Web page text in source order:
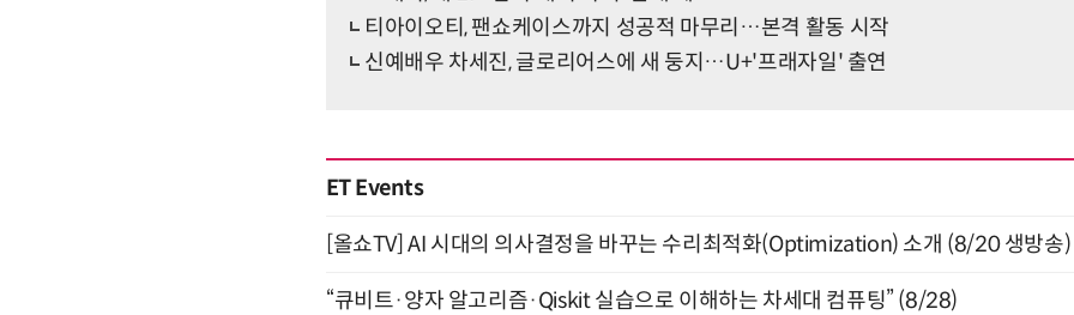
티아이오티, 팬쇼케이스까지 성공적 마무리…본격 활동 시작
신예배우 차세진, 글로리어스에 새 둥지…U+'프래자일' 출연
ET Events
[올쇼TV] AI 시대의 의사결정을 바꾸는 수리최적화(Optimization) 소개 (8/20 생방송)
“큐비트·양자 알고리즘·Qiskit 실습으로 이해하는 차세대 컴퓨팅” (8/28)